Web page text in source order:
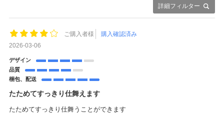
詳細フィルター
ご購入者様
購入確認済み
2026-03-06
デザイン
品質
梱包、配送
たためてすっきり仕舞えます
たためてすっきり仕舞うことができます